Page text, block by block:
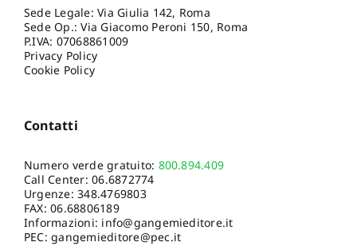
Sede Legale: Via Giulia 142, Roma
Sede Op.: Via Giacomo Peroni 150, Roma
P.IVA: 07068861009
Privacy Policy
Cookie Policy
Contatti
Numero verde gratuito: 800.894.409
Call Center:06.6872774
Urgenze:348.4769803
FAX: 06.68806189
Informazioni: info@gangemieditore.it
PEC: gangemieditore@pec.it